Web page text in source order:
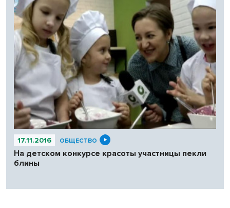
17.11.2016 ОБЩЕСТВО
На детском конкурсе красоты участницы пекли
блины